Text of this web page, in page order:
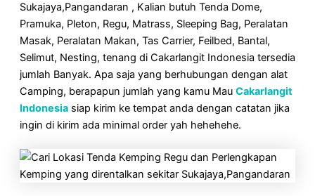
Sukajaya,Pangandaran , Kalian butuh Tenda Dome,
Pramuka, Pleton, Regu, Matrass, Sleeping Bag, Peralatan
Masak, Peralatan Makan, Tas Carrier, Feilbed, Bantal,
Selimut, Nesting, tenang di Cakarlangit Indonesia tersedia
jumlah Banyak. Apa saja yang berhubungan dengan alat
Camping, berapapun jumlah yang kamu Mau Cakarlangit
Indonesia siap kirim ke tempat anda dengan catatan jika
ingin di kirim ada minimal order yah hehehehe.